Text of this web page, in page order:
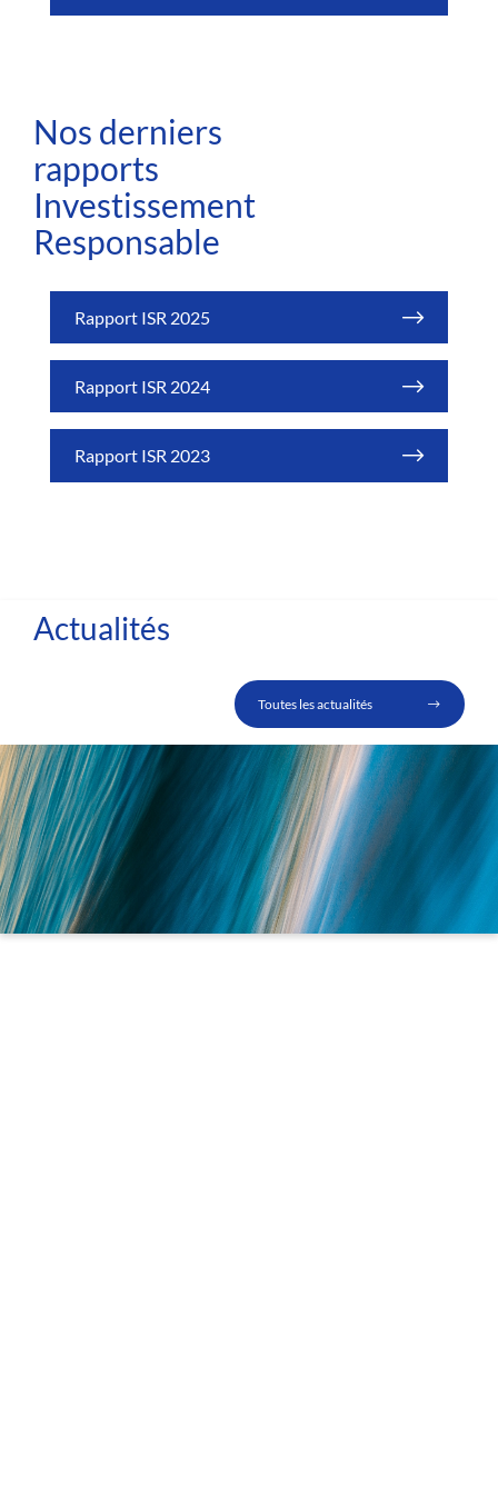
Nos derniers
rapports
Investissement
Responsable
Rapport ISR 2025
Rapport ISR 2024
Rapport ISR 2023
Actualités
Toutes les actualités